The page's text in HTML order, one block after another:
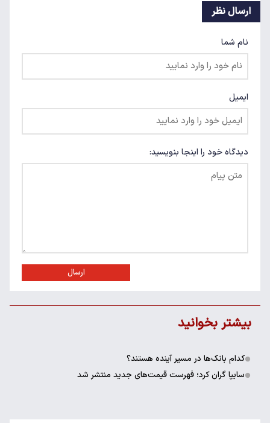
ارسال نظر
نام شما
ایمیل
دیدگاه خود را اینجا بنویسید:
ارسال
بیشتر بخوانید
کدام بانک‌ها در مسیر آینده هستند؟
سایپا گران کرد؛ فهرست قیمت‌های جدید منتشر شد